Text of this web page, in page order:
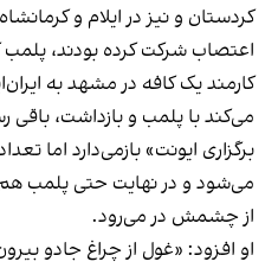
کردستان و نیز در ایلام و
اعتصاب شرکت کرده بودند، پلمب
کارمند یک کافه در مشهد به
می‌کند با پلمب و بازداشت، باقی
برگزاری ایونت» بازمی‌دارد اما
می‌شود و در نهایت حتی پلمب
از چشمش در می‌رود.
او افزود: «غول از چراغ جادو